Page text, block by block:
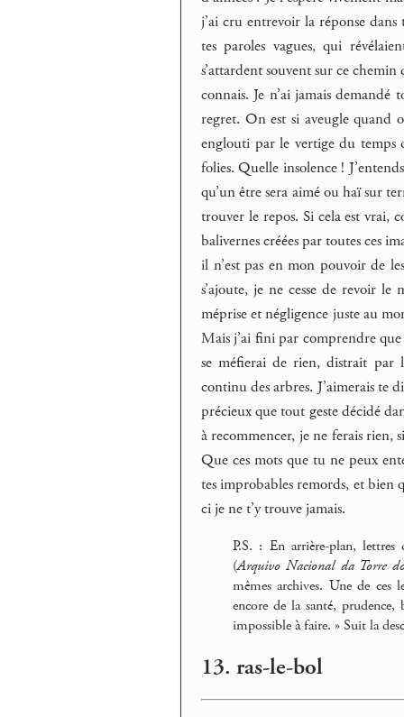
j’ai cru entrevoir la réponse
tes paroles vagues, qui
s’attardent souvent sur ce
connais. Je n’ai jamais
regret. On est si aveugle quand
englouti par le vertige du temps
folies. Quelle insolence !
qu’un être sera aimé ou haï sur
trouver le repos. Si cela est vrai,
balivernes créées par toutes ces
il n’est pas en mon pouvoir de
s’ajoute, je ne cesse de revoir
méprise et négligence juste au
Mais j’ai fini par comprendre
se méfierai de rien, distrait par
continu des arbres. J’aimerais te
précieux que tout geste décidé
à recommencer, je ne ferais rien,
Que ces mots que tu ne peux
tes improbables remords, et bien
ci je ne t’y trouve jamais.
P.S. : En arrière-plan,
(Arquivo Nacional da Torre
mêmes archives. Une de
encore de la santé,
impossible à faire. » Suit la
13. ras-le-bol